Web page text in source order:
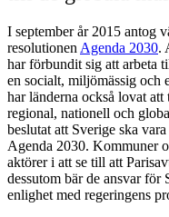
I september år 2015 antog
resolutionen Agenda 2030.
har förbundit sig att arbeta
en socialt, miljömässig och
har länderna också lovat
regional, nationell och
beslutat att Sverige ska
Agenda 2030. Kommuner
aktörer i att se till att
dessutom bär de ansvar för
enlighet med regeringens